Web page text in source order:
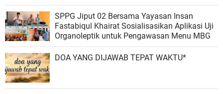
SPPG Jiput 02 Bersama Yayasan Insan
Fastabiqul Khairat Sosialisasikan Aplikasi Uji
Organoleptik untuk Pengawasan Menu MBG
DOA YANG DIJAWAB TEPAT WAKTU*